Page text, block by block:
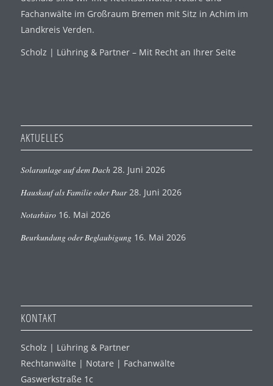
Fachanwälte im Großraum Bremen mit Sitz in Achim im
Landkreis Verden.
Scholz | Lühring & Partner – Mit Recht an Ihrer Seite
AKTUELLES
Solaranlage auf dem Dach 28. Juni 2026
Hauskauf als Familie oder Paar 28. Juni 2026
Notarbüro 16. Mai 2026
Beurkundung oder Beglaubigung 16. Mai 2026
KONTAKT
Scholz | Lühring & Partner
Rechtanwälte | Notare | Fachanwälte
Gaswerkstraße 1c